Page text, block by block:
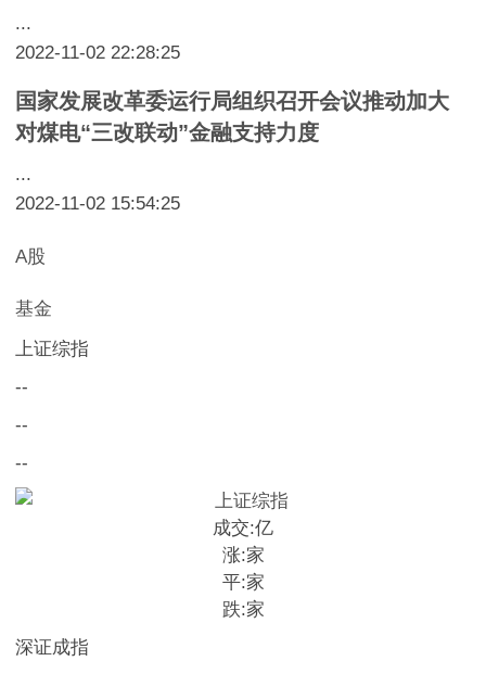
...
2022-11-02 22:28:25
国家发展改革委运行局组织召开会议推动加大
对煤电“三改联动”金融支持力度
...
2022-11-02 15:54:25
A股
基金
上证综指
--
--
--
成交:亿
涨:家
平:家
跌:家
深证成指